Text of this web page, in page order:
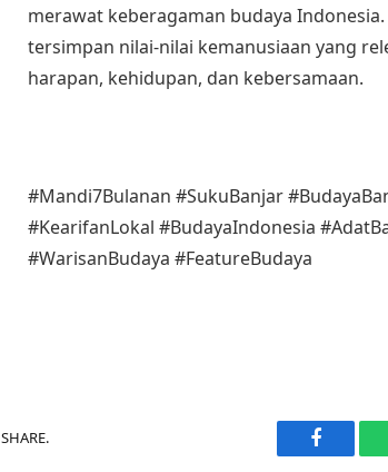
merawat keberagaman budaya
tersimpan nilai-nilai kemanusiaan yang
harapan, kehidupan, dan kebersamaan.
#Mandi7Bulanan #SukuBanjar
#KearifanLokal #BudayaIndonesia
#WarisanBudaya #FeatureBudaya
SHARE.